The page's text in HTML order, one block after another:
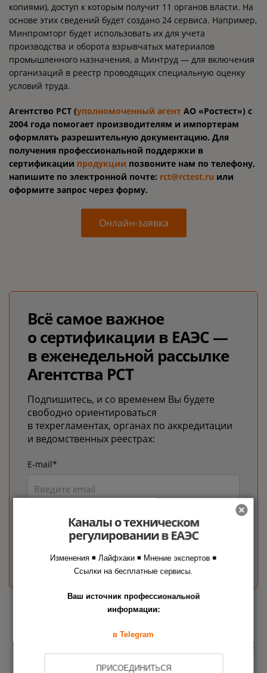
копиями), доступ к которым получит 11 органов власти. На
основе этих сведений будет создано 24 сервиса. Например,
Минпромторг будет использовать их для учета
производства и оборота взрывчатых материалов
промышленного назначения, а Минтруд — для включения
организаций в реестр проводящих специальную оценку
условий труда.
Агентство РСТ (уполномоченный агент АО «Ростест») с
2004 года помогает производителям и импортерам
оформлять разрешительную документацию. Для
получения профессиональной поддержки в
сертификации продукции позвоните нам по телефону,
напишите по электронной почте: rct@rctest.ru или
оформите запрос через форму.
Онлайн-заявка
Всё самое важное
о сертификации в ЕАЭС —
в еженедельной рассылке
Агентства РСТ
Подпишитесь, и со временем Вы будете
свободно ориентироваться
в техрегламентах, органах по аккредитации
и ведомственных реестрах:
E-mail*
персональных данных
ПОДПИСАТЬСЯ
+7 499 553 03 03
Каналы о техническом
регулировании в ЕАЭС
Изменения ◾ Лайфхаки ◾ Мнение экспертов ◾
Ссылки на бесплатные сервисы.
Ваш источник профессиональной
информации:
в Telegram
ПРИСОЕДИНИТЬСЯ